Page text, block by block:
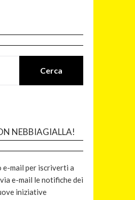
NEBBIAGIALLA!
mail per iscriverti a
e-mail le notifiche dei
iniziative